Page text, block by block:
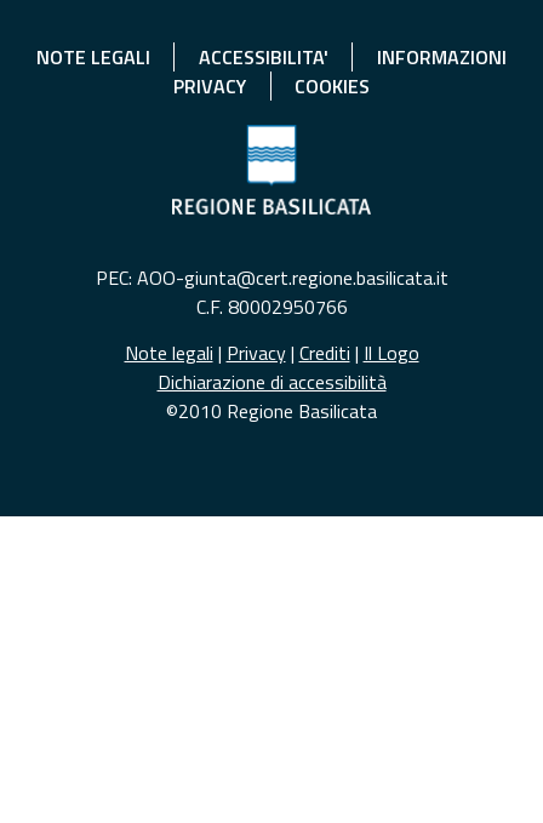
NOTE LEGALI ACCESSIBILITA'
INFORMAZIONI
PRIVACY
COOKIES
PEC: AOO-giunta@cert.regione.basilicata.it
C.F. 80002950766
Note legali | Privacy| Crediti | Il Logo
Dichiarazione di accessibilità
©2010 Regione Basilicata